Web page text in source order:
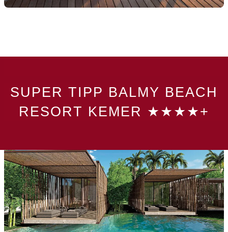
SUPER TIPP BALMY BEACH
RESORT KEMER ★★★★+